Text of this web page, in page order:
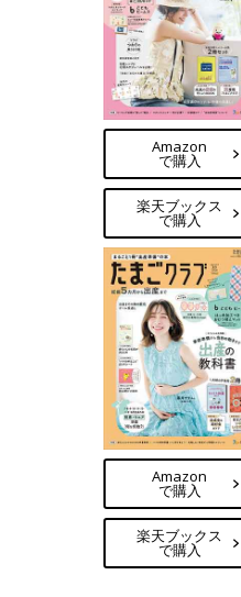
Amazon
で購入
楽天ブックス
で購入
Amazon
で購入
楽天ブックス
で購入